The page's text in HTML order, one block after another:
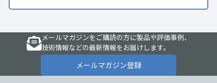
メールマガジンをご購読の方に製品や評価事例、
技術情報などの最新情報をお届けします。
メールマガジン登録